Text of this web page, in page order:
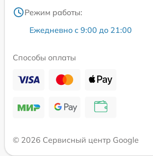
Режим работы:
Ежедневно с 9:00 до 21:00
Способы оплаты
© 2026 Сервисный центр Google